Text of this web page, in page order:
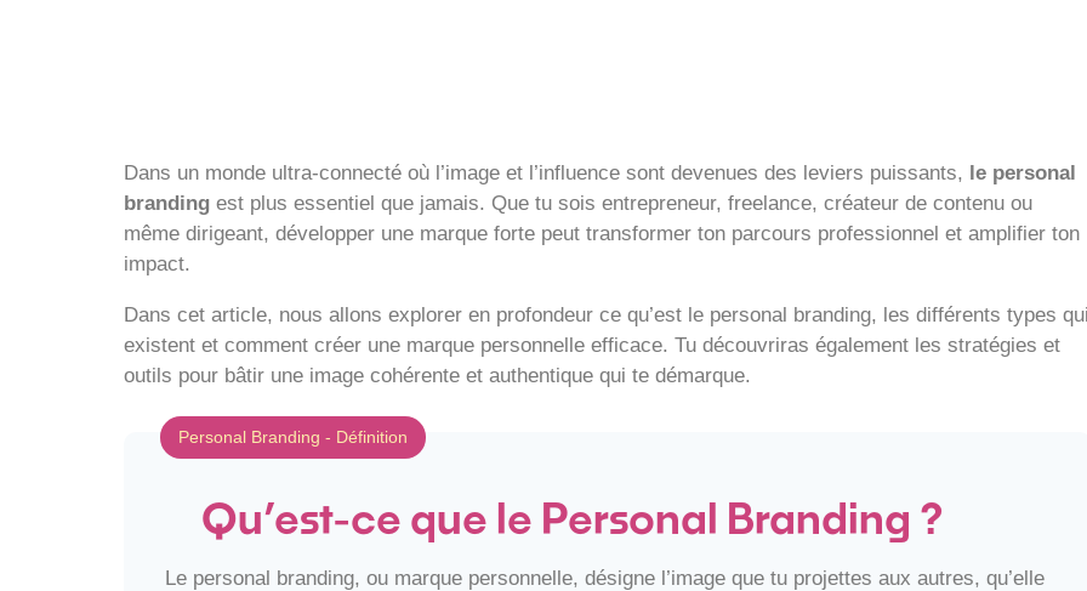
Dans un monde ultra-connecté où l’image et l’influence sont devenues des leviers puissants, le personal
branding est plus essentiel que jamais. Que tu sois entrepreneur, freelance, créateur de contenu ou
même dirigeant, développer une marque forte peut transformer ton parcours professionnel et amplifier ton
impact.
Dans cet article, nous allons explorer en profondeur ce qu’est le personal branding, les différents types
existent et comment créer une marque personnelle efficace. Tu découvriras également les stratégies et
outils pour bâtir une image cohérente et authentique qui te démarque.
Personal Branding - Définition
Qu’est-ce que le Personal Branding ?
Le personal branding, ou marque personnelle, désigne l’image que tu projettes aux autres, qu’elle